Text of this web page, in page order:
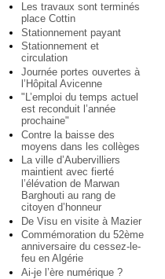
Les travaux sont terminés
place Cottin
Stationnement payant
Stationnement et
circulation
Journée portes ouvertes à
l’Hôpital Avicenne
"L’emploi du temps actuel
est reconduit l’année
prochaine"
Contre la baisse des
moyens dans les collèges
La ville d’Aubervilliers
maintient avec fierté
l’élévation de Marwan
Barghouti au rang de
citoyen d’honneur
De Visu en visite à Mazier
Commémoration du 52ème
anniversaire du cessez-le-
feu en Algérie
Ai-je l’ère numérique ?